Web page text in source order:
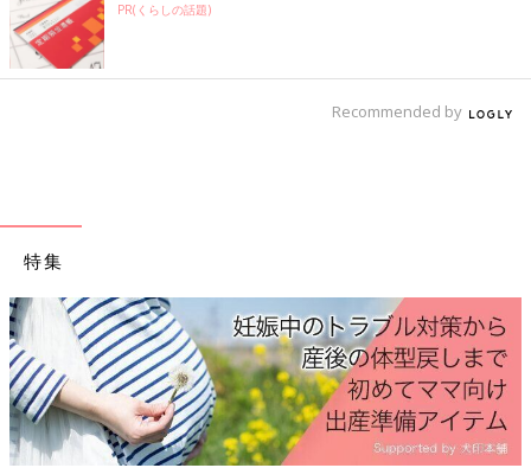
加熱前に成形する肉だんごやハンバーグなどは、調味料や香辛料
を入れる前に取り分けて。赤ちゃん用に小さく食べやすい大きさ
にして大人用と一緒に加熱すると、仕上げの手間が省けてラクで
すよ！
PR(くらしの話題)
Recommended by
特集